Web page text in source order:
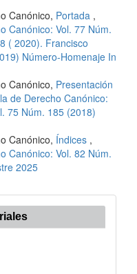
Canónico, Portada ,
Canónico: Vol. 77 Núm.
( 2020). Francisco
Número-Homenaje In
Canónico, Presentación
de Derecho Canónico:
75 Núm. 185 (2018)
Canónico, Índices ,
Canónico: Vol. 82 Núm.
2025